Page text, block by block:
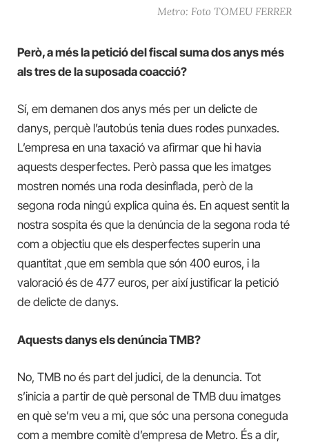
Metro: Foto TOMEU FERRER
Però, a més la petició del fiscal suma dos anys més
als tres de la suposada coacció?
Sí, em demanen dos anys més per un delicte de
danys, perquè l’autobús tenia dues rodes punxades.
L’empresa en una taxació va afirmar que hi havia
aquests desperfectes. Però passa que les imatges
mostren només una roda desinflada, però de la
segona roda ningú explica quina és. En aquest sentit la
nostra sospita és que la denúncia de la segona roda té
com a objectiu que els desperfectes superin una
quantitat ,que em sembla que són 400 euros, i la
valoració és de 477 euros, per així justificar la petició
de delicte de danys.
Aquests danys els denúncia TMB?
No, TMB no és part del judici, de la denuncia. Tot
s’inicia a partir de què personal de TMB duu imatges
en què se’m veu a mi, que sóc una persona coneguda
com a membre comitè d’empresa de Metro. És a dir,